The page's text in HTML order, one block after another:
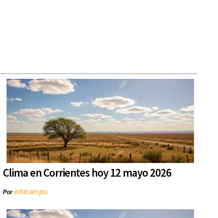
Clima en Corrientes hoy 12 mayo 2026
Porinfocampo